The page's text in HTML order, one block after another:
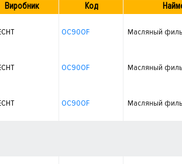
Виробник Код
OC90OF Масляный
OC90OF Масляный
OC90OF Масляный